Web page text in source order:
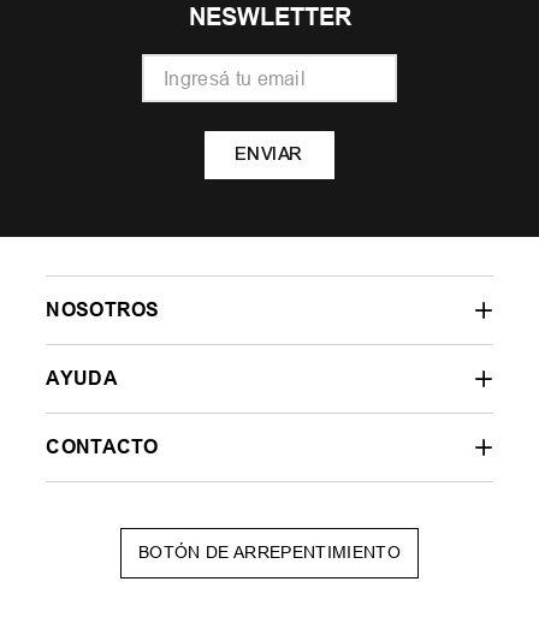
NESWLETTER
ENVIAR
NOSOTROS
AYUDA
CONTACTO
BOTÓN DE ARREPENTIMIENTO